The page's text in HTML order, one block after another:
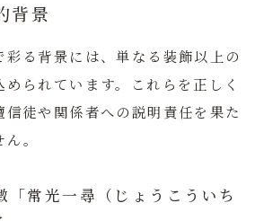
背景
る背景には、単なる装飾以上の
られています。これらを正しく
徒や関係者への説明責任を果た
。
「常光一尋（じょうこういち